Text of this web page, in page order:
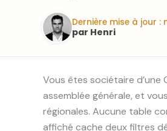
Dernière mise à jour :
par Henri
Vous êtes sociétaire d’une
assemblée générale, et
régionales. Aucune table
affiché cache deux filtres